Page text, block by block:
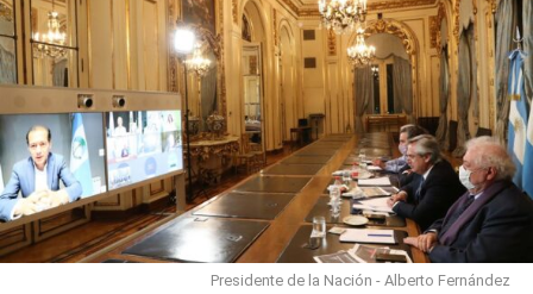
Presidente de la Nación - Alberto Fernández